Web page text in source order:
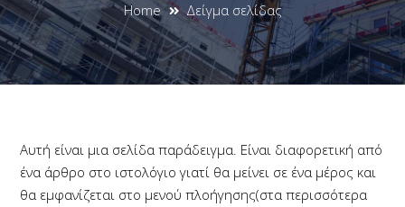
Home Δείγμα σελίδας
Αυτή είναι μια σελίδα παράδειγμα. Είναι διαφορετική από
ένα άρθρο στο ιστολόγιο γιατί θα μείνει σε ένα μέρος και
θα εμφανίζεται στο μενού πλοήγησης(στα περισσότερα